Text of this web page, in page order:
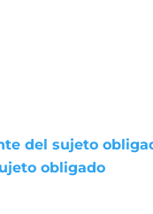
del sujeto
obligado